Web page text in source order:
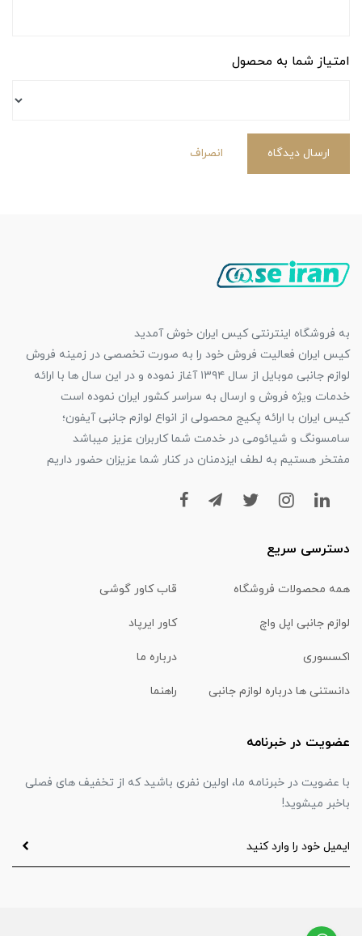
امتیاز شما به محصول
ارسال دیدگاه انصراف
به فروشگاه اینترنتی کیس ایران خوش آمدید
کیس ایران فعالیت فروش خود را به صورت تخصصی در زمینه فروش
لوازم جانبی موبایل از سال ۱۳۹۴ آغاز نموده و در این سال ها با ارائه
خدمات ویژه فروش و ارسال به سراسر کشور ایران نموده است
کیس ایران با ارائه پکیج محصولی از انواع لوازم جانبی آیفون؛
سامسونگ و شیائومی در خدمت شما کاربران عزیز میباشد
مفتخر هستیم به لطف ایزدمنان در کنار شما عزیزان حضور داریم
دسترسی سریع
همه محصولات فروشگاه قاب کاور گوشی
لوازم جانبی اپل واچ کاور ایرپاد
اکسسوری درباره ما
دانستنی ها درباره لوازم جانبی راهنما
عضویت در خبرنامه
با عضویت در خبرنامه ما، اولین نفری باشید که از تخفیف های فصلی
باخبر میشوید!